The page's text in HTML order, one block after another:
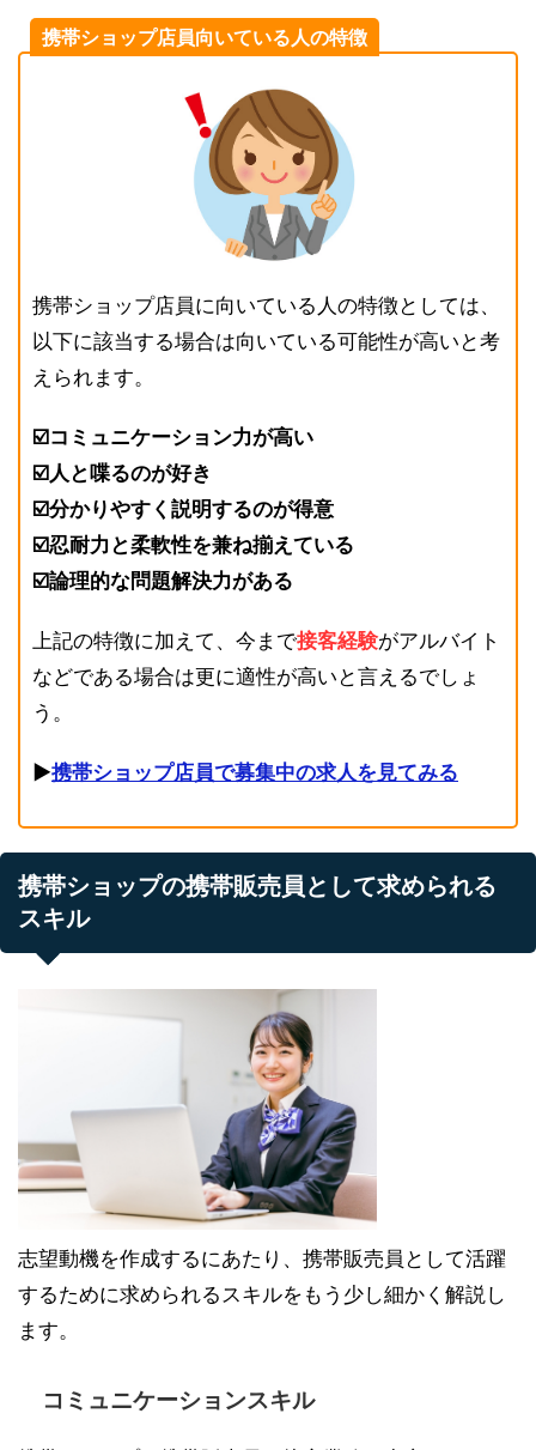
携帯ショップ店員向いている人の特徴
携帯ショップ店員に向いている人の特徴としては、
以下に該当する場合は向いている可能性が高いと考
えられます。
☑️コミュニケーション力が高い
☑️人と喋るのが好き
☑️分かりやすく説明するのが得意
☑️忍耐力と柔軟性を兼ね揃えている
☑️論理的な問題解決力がある
上記の特徴に加えて、今まで接客経験がアルバイト
などである場合は更に適性が高いと言えるでしょ
う。
▶︎携帯ショップ店員で募集中の求人を見てみる
携帯ショップの携帯販売員として求められる
スキル
志望動機を作成するにあたり、携帯販売員として活躍
するために求められるスキルをもう少し細かく解説し
ます。
コミュニケーションスキル